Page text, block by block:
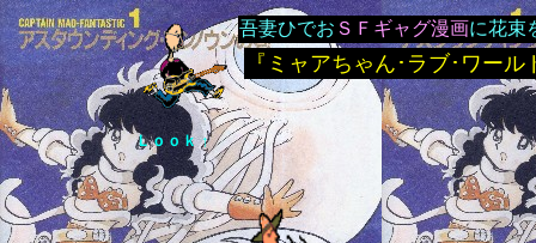
Ｌｏｏｋ ↑
吾妻ひでお ＳＦギャグ漫画に花束
『ミャアちゃん･ラブ･ワール